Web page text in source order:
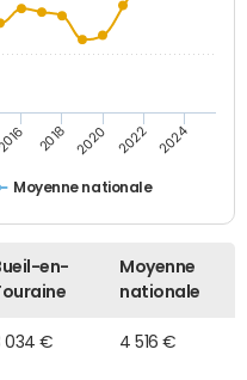
Moyenne nationale
2018 2020 2022 2024
en-
Moyenne
nationale
034 € 4 516 €